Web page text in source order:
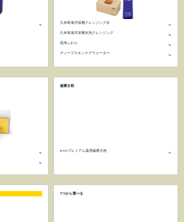
久米島海洋深層クレンジング水
久米島海洋深層水泡クレンジング
琉球ふわり
ディープスキンケアウォーター
歯磨き粉
e-noプレミアム薬用歯磨き粉
1つから選べる